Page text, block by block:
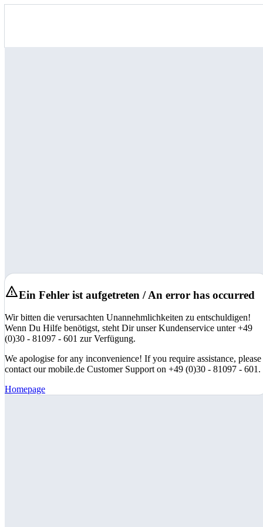
Ein Fehler ist aufgetreten / An error has occurred
Wir bitten die verursachten Unannehmlichkeiten zu entschuldigen!
Wenn Du Hilfe benötigst, steht Dir unser Kundenservice unter +49
(0)30 - 81097 - 601 zur Verfügung.
We apologise for any inconvenience! If you require assistance, please
contact our mobile.de Customer Support on +49 (0)30 - 81097 - 601.
Homepage